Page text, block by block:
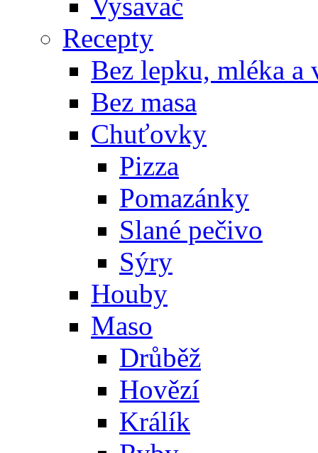
Recepty
Bez lepku, mléka a
Bez masa
Chuťovky
Pizza
Pomazánky
Slané pečivo
Sýry
Houby
Maso
Drůběž
Hovězí
Králík